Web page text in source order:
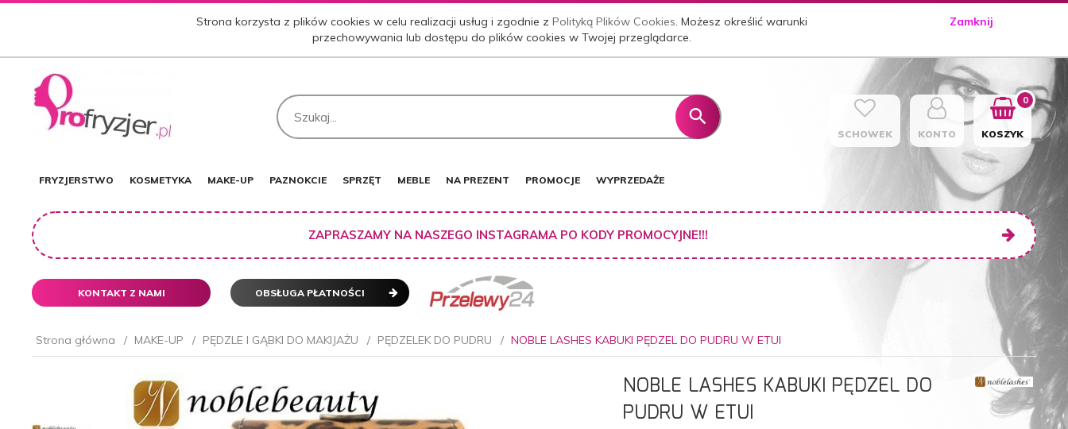
Strona korzysta z plików cookies w celu realizacji usług i zgodnie zPolityką Plików Cookies. Możesz określić warunki
przechowywania lub dostępu do plików cookies w Twojej przeglądarce.
Zamknij
SCHOWEK KONTO KOSZYK
0
FRYZJERSTWO KOSMETYKA MAKE-UP PAZNOKCIE SPRZĘT MEBLE NA PREZENT PROMOCJE WYPRZEDAŻE
ZAPRASZAMY NA NASZEGO INSTAGRAMA PO KODY PROMOCYJNE!!!
KONTAKT Z NAMI OBSŁUGA PŁATNOŚCI
Strona główna MAKE-UP PĘDZLE I GĄBKI DO MAKIJAŻU PĘDZELEK DO PUDRU NOBLE LASHES KABUKI PĘDZEL DO PUDRU W ETUI
NOBLE LASHES KABUKI PĘDZEL DO
PUDRU W ETUI